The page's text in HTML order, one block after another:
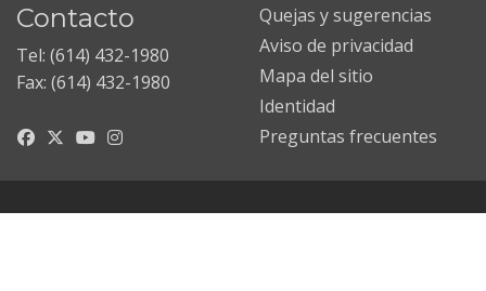
Contacto
Tel: (614) 432-1980
Fax: (614) 432-1980
Quejas y sugerencias
Aviso de privacidad
Mapa del sitio
Identidad
Preguntas frecuentes